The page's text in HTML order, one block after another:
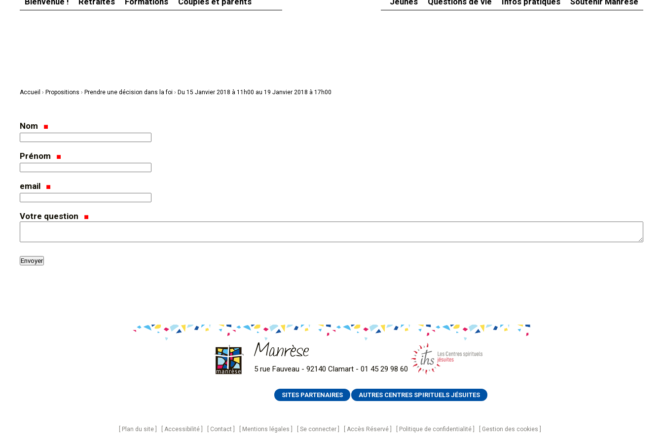
Accueil › Propositions › Prendre une décision dans la foi › Du 15 Janvier 2018 à 11h00 au 19 Janvier 2018 à 17h00
Nom
Prénom
email
Votre question
Manrèse
5 rue Fauveau - 92140 Clamart - 01 45 29 98 60
SITES PARTENAIRES AUTRES CENTRES SPIRITUELS JÉSUITES
Plan du site Accessibilité Contact Mentions légales Se connecter Accès Réservé Politique de confidentialité Gestion des cookies